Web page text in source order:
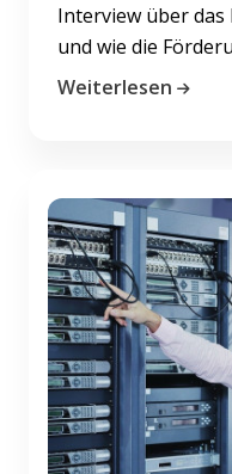
Interview über
und wie die
Weiterlesen